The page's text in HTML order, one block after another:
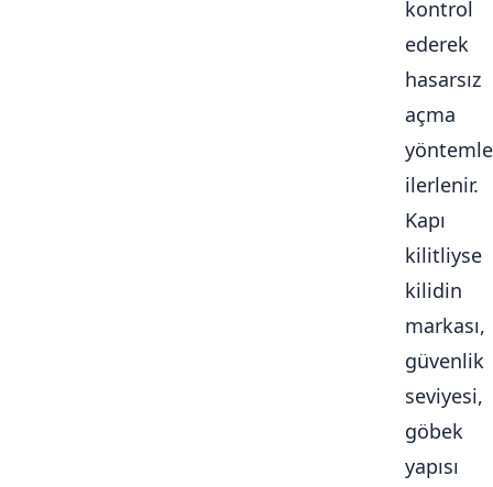
kontrol
ederek
hasarsız
açma
ilerlenir.
Kapı
kilitliyse
kilidin
markası,
güvenlik
seviyesi,
göbek
yapısı